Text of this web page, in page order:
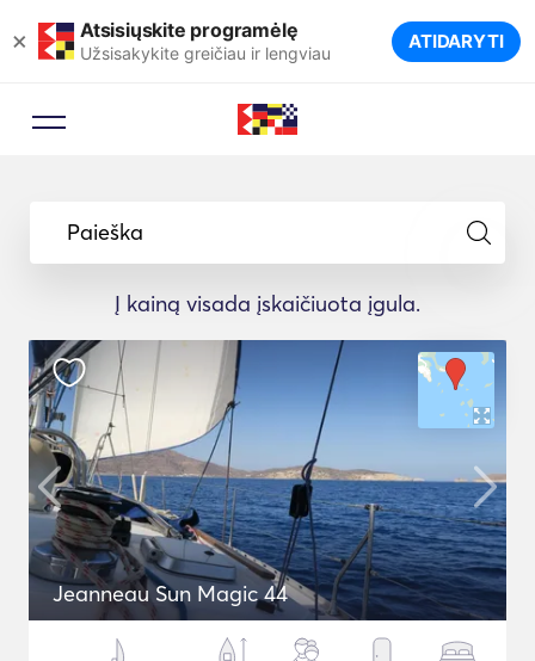
× Atsisiųskite programėlę
Užsisakykite greičiau ir lengviau ATIDARYTI
Paieška
Į kainą visada įskaičiuota įgula.
Jeanneau Sun Magic 44